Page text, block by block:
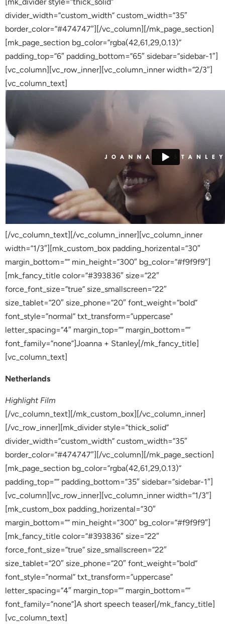
divider_width=”custom_width” custom_width=”35″
border_color=”#474747″][/vc_column][/mk_page_section]
[mk_page_section bg_color=”rgba(42,61,29,0.13)”
padding_top=”6″ padding_bottom=”65″ sidebar=”sidebar-1″]
[vc_column][vc_row_inner][vc_column_inner width=”2/3″]
[vc_column_text]
[/vc_column_text][/vc_column_inner][vc_column_inner
width=”1/3″][mk_custom_box padding_horizental=”30″
margin_bottom=”” min_height=”300″ bg_color=”#f9f9f9″]
[mk_fancy_title color=”#393836″ size=”22″
force_font_size=”true” size_smallscreen=”22″
size_tablet=”20″ size_phone=”20″ font_weight=”bold”
font_style=”normal” txt_transform=”uppercase”
letter_spacing=”4″ margin_top=”” margin_bottom=””
font_family=”none”]Joanna + Stanley[/mk_fancy_title]
[vc_column_text]
Netherlands
Highlight Film
[/vc_column_text][/mk_custom_box][/vc_column_inner]
[/vc_row_inner][mk_divider style=”thick_solid”
divider_width=”custom_width” custom_width=”35″
border_color=”#474747″][/vc_column][/mk_page_section]
[mk_page_section bg_color=”rgba(42,61,29,0.13)”
padding_top=”” padding_bottom=”35″ sidebar=”sidebar-1″]
[vc_column][vc_row_inner][vc_column_inner width=”1/3″]
[mk_custom_box padding_horizental=”30″
margin_bottom=”” min_height=”300″ bg_color=”#f9f9f9″]
[mk_fancy_title color=”#393836″ size=”22″
force_font_size=”true” size_smallscreen=”22″
size_tablet=”20″ size_phone=”20″ font_weight=”bold”
font_style=”normal” txt_transform=”uppercase”
letter_spacing=”4″ margin_top=”” margin_bottom=””
font_family=”none”]A short speech teaser[/mk_fancy_title]
[vc_column_text]